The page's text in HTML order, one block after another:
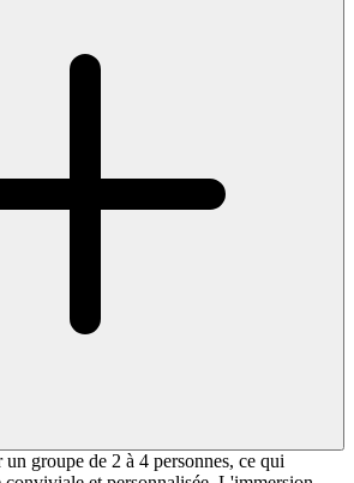
groupe de 2 à 4 personnes, ce qui